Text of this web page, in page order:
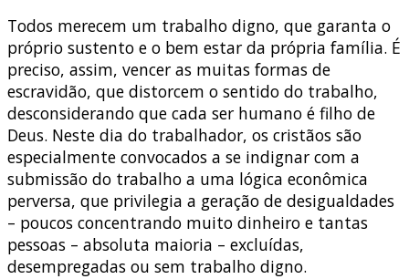
Todos merecem um trabalho digno, que garanta o
próprio sustento e o bem estar da própria família. É
preciso, assim, vencer as muitas formas de
escravidão, que distorcem o sentido do trabalho,
desconsiderando que cada ser humano é filho de
Deus. Neste dia do trabalhador, os cristãos são
especialmente convocados a se indignar com a
submissão do trabalho a uma lógica econômica
perversa, que privilegia a geração de desigualdades
– poucos concentrando muito dinheiro e tantas
pessoas – absoluta maioria – excluídas,
desempregadas ou sem trabalho digno.